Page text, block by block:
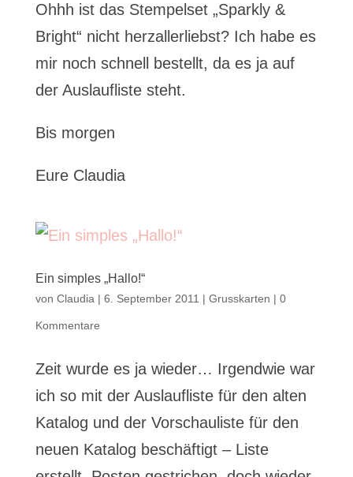
Ohhh ist das Stempelset „Sparkly &
Bright“ nicht herzallerliebst? Ich habe es
mir noch schnell bestellt, da es ja auf
der Auslaufliste steht.
Bis morgen
Eure Claudia
Ein simples „Hallo!“
von Claudia | 6. September 2011 | Grusskarten | 0
Kommentare
Zeit wurde es ja wieder… Irgendwie war
ich so mit der Auslaufliste für den alten
Katalog und der Vorschauliste für den
neuen Katalog beschäftigt – Liste